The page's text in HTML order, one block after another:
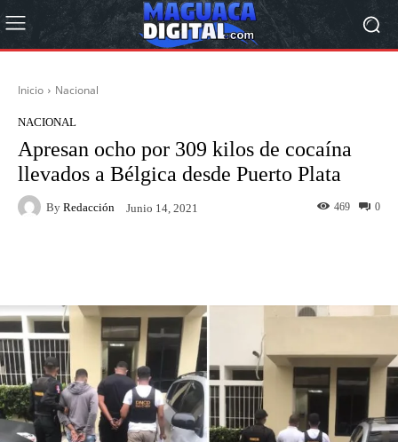
Inicio Nacional
NACIONAL
Apresan ocho por 309 kilos de cocaína
llevados a Bélgica desde Puerto Plata
By Redacción Junio 14, 2021 0
469